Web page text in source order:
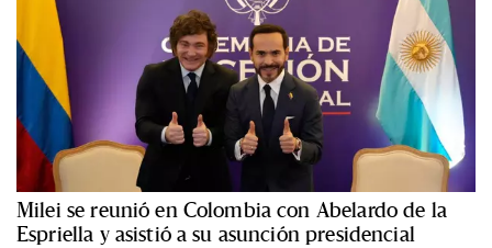
Milei se reunió en Colombia con Abelardo de la
Espriella y asistió a su asunción presidencial